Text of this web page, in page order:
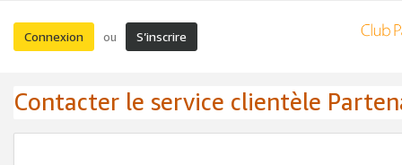
Connexion ou S’inscrire
Contacter le service clientèle